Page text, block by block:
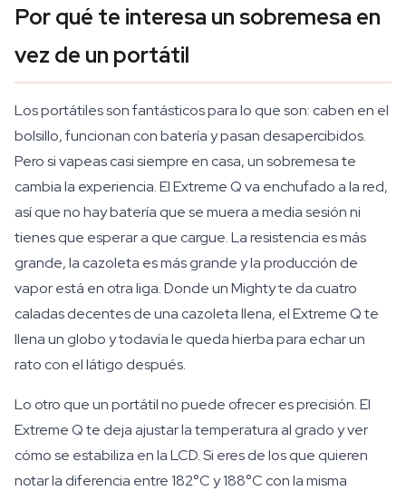
Por qué te interesa un sobremesa en
vez de un portátil
Los portátiles son fantásticos para lo que son: caben en el
bolsillo, funcionan con batería y pasan desapercibidos.
Pero si vapeas casi siempre en casa, un sobremesa te
cambia la experiencia. El Extreme Q va enchufado a la red,
así que no hay batería que se muera a media sesión ni
tienes que esperar a que cargue. La resistencia es más
grande, la cazoleta es más grande y la producción de
vapor está en otra liga. Donde un Mighty te da cuatro
caladas decentes de una cazoleta llena, el Extreme Q te
llena un globo y todavía le queda hierba para echar un
rato con el látigo después.
Lo otro que un portátil no puede ofrecer es precisión. El
Extreme Q te deja ajustar la temperatura al grado y ver
cómo se estabiliza en la LCD. Si eres de los que quieren
notar la diferencia entre 182°C y 188°C con la misma